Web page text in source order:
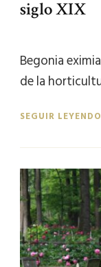
siglo XIX
Begonia
de la
SEGUIR LEYENDO